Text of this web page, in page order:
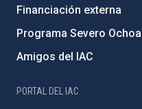
Financiación externa
Programa Severo Ochoa
Amigos del IAC
PORTAL DEL IAC